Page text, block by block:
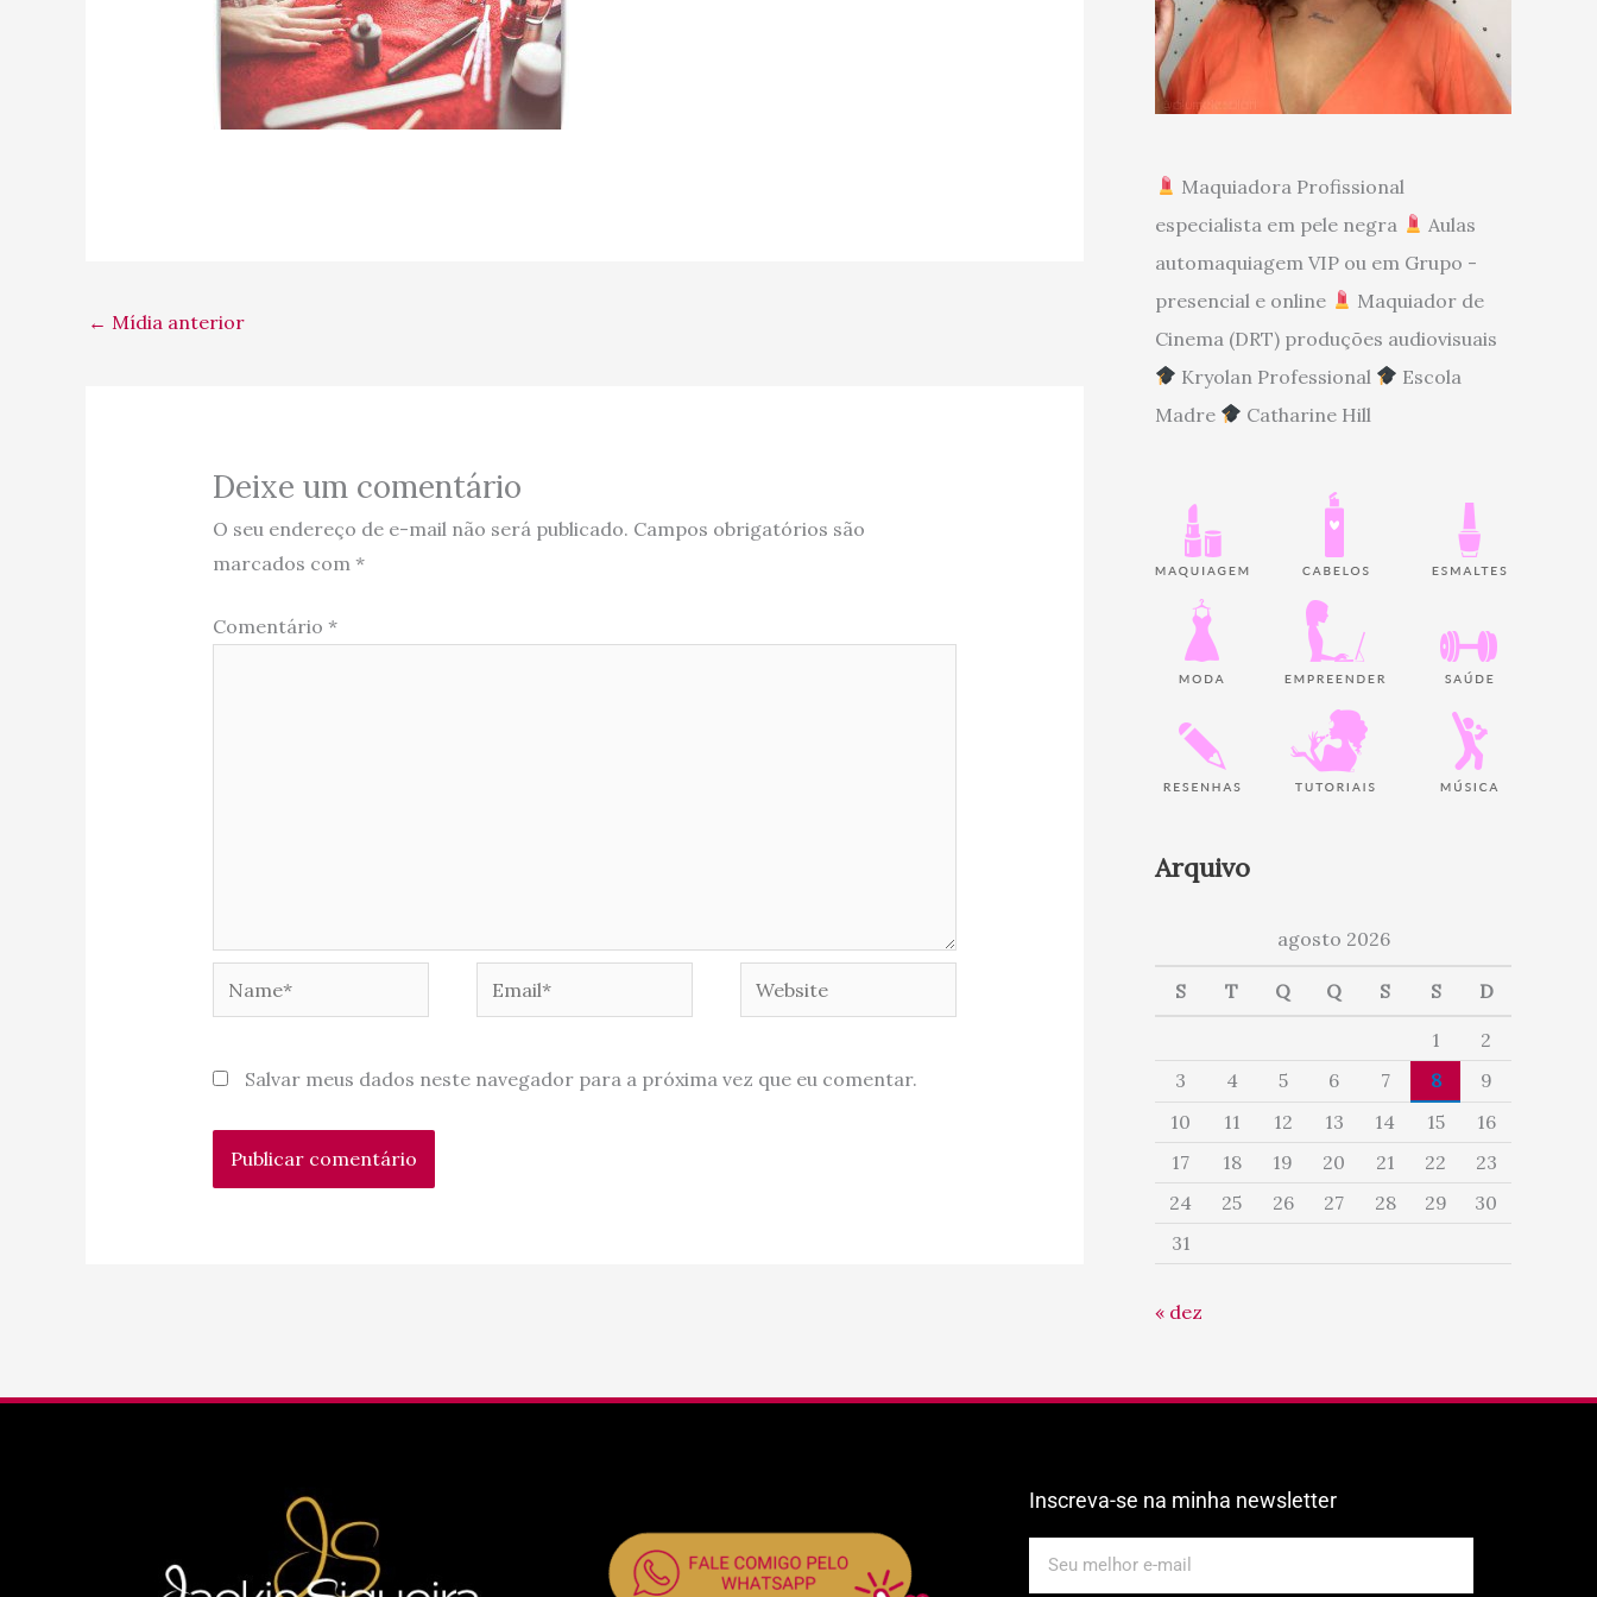
← Mídia anterior
Deixe um comentário
O seu endereço de e-mail não será publicado. Campos obrigatórios são
marcados com *
Comentário *
Website
Salvar meus dados neste navegador para a próxima vez que eu comentar.
Maquiadora Profissional
especialista em pele negra
Aulas
automaquiagem VIP ou em Grupo -
presencial e online
Maquiador de
Cinema (DRT) produções audiovisuais
Kryolan Professional
Escola
Madre
Catharine Hill
Arquivo
agosto 2026
S T Q Q S S D
1
2
3
4 5 6 7 8
9
10
11 12 13 14 15
16
17
18 19 20 21 22
23
24
25 26 27 28 29
30
31
« dez
Inscreva-se na minha newsletter